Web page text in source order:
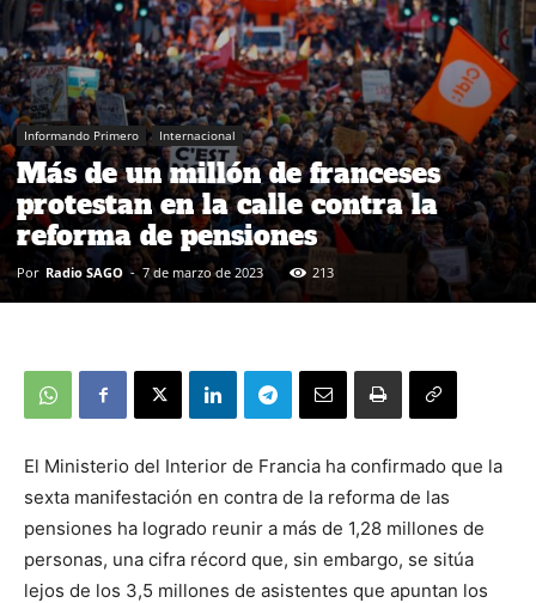
Informando Primero Internacional
Más de un millón de franceses
protestan en la calle contra la
reforma de pensiones
Por Radio SAGO - 7 de marzo de 2023 213
El Ministerio del Interior de Francia ha confirmado que la
sexta manifestación en contra de la reforma de las
pensiones ha logrado reunir a más de 1,28 millones de
personas, una cifra récord que, sin embargo, se sitúa
lejos de los 3,5 millones de asistentes que apuntan los